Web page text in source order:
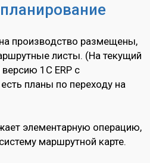
производство размещены,
листы. (На текущий
1C ERP с
планы по переходу на
элементарную операцию,
маршрутной карте.